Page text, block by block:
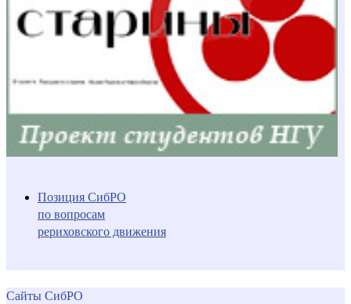
Позиция СибРО
по вопросам
рериховского движения
Сайты СибРО